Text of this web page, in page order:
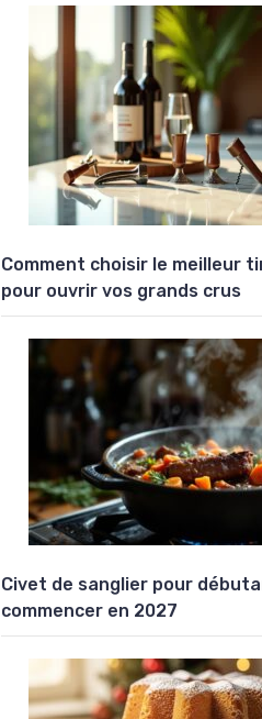
Comment choisir le meilleur
pour ouvrir vos grands crus
Civet de sanglier pour
commencer en 2027